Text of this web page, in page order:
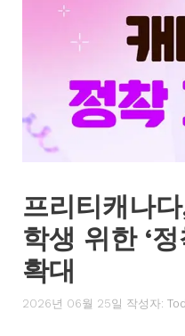
프리티캐나
학생 위한 ‘
확대
2026년 06월 25일 작성자: